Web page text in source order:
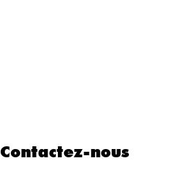
Contactez-nous